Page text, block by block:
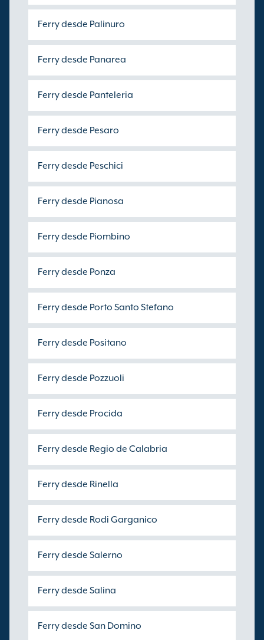
Ferry desde Palinuro
Ferry desde Panarea
Ferry desde Panteleria
Ferry desde Pesaro
Ferry desde Peschici
Ferry desde Pianosa
Ferry desde Piombino
Ferry desde Ponza
Ferry desde Porto Santo Stefano
Ferry desde Positano
Ferry desde Pozzuoli
Ferry desde Procida
Ferry desde Regio de Calabria
Ferry desde Rinella
Ferry desde Rodi Garganico
Ferry desde Salerno
Ferry desde Salina
Ferry desde San Domino